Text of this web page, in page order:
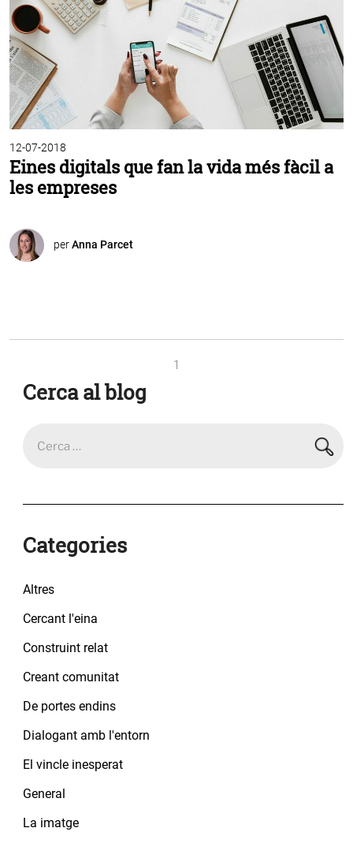
12-07-2018
Eines digitals que fan la vida més fàcil a
les empreses
perAnna Parcet
1
Cerca al blog
Categories
Altres
Cercant l'eina
Construint relat
Creant comunitat
De portes endins
Dialogant amb l'entorn
El vincle inesperat
General
La imatge